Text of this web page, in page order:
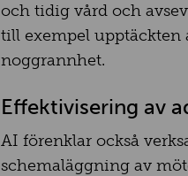
och tidig vård och
till exempel upptäckten
noggrannhet.
Effektivisering av
AI förenklar också
schemaläggning av